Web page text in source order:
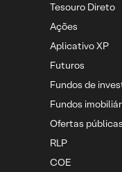
Tesouro Direto
Ações
Aplicativo XP
Futuros
Fundos de
Fundos
Ofertas públicas
RLP
COE